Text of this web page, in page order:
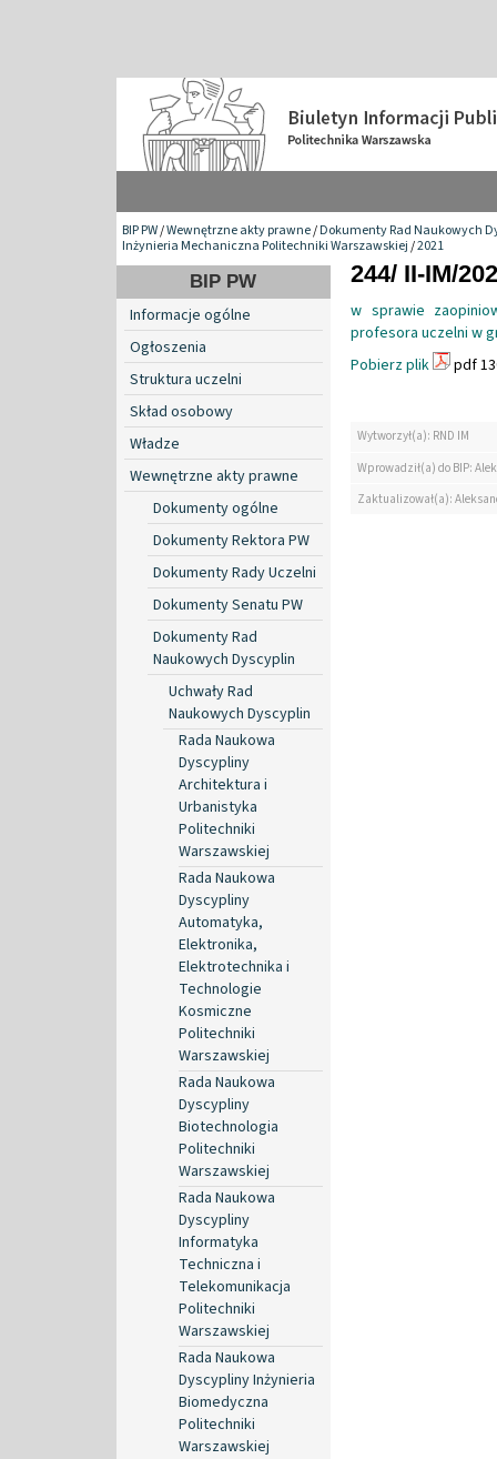
BIP PW/Wewnętrzne akty prawne/Dokumenty Rad Naukowych
Inżynieria Mechaniczna Politechniki Warszawskiej/2021
BIP PW
Informacje ogólne
Ogłoszenia
Struktura uczelni
Skład osobowy
Władze
Wewnętrzne akty prawne
Dokumenty ogólne
Dokumenty Rektora PW
Dokumenty Rady Uczelni
Dokumenty Senatu PW
Dokumenty Rad
Naukowych Dyscyplin
Uchwały Rad
Naukowych Dyscyplin
Rada Naukowa
Dyscypliny
Architektura i
Urbanistyka
Politechniki
Warszawskiej
Rada Naukowa
Dyscypliny
Automatyka,
Elektronika,
Elektrotechnika i
Technologie
Kosmiczne
Politechniki
Warszawskiej
Rada Naukowa
Dyscypliny
Biotechnologia
Politechniki
Warszawskiej
Rada Naukowa
Dyscypliny
Informatyka
Techniczna i
Telekomunikacja
Politechniki
Warszawskiej
Rada Naukowa
Dyscypliny Inżynieria
Biomedyczna
Politechniki
Warszawskiej
244/ II-IM/
w sprawie
profesora uczelni w
Pobierz plik
pdf
Wytworzył(a): RND IM
Wprowadził(a) do BIP:
Zaktualizował(a):